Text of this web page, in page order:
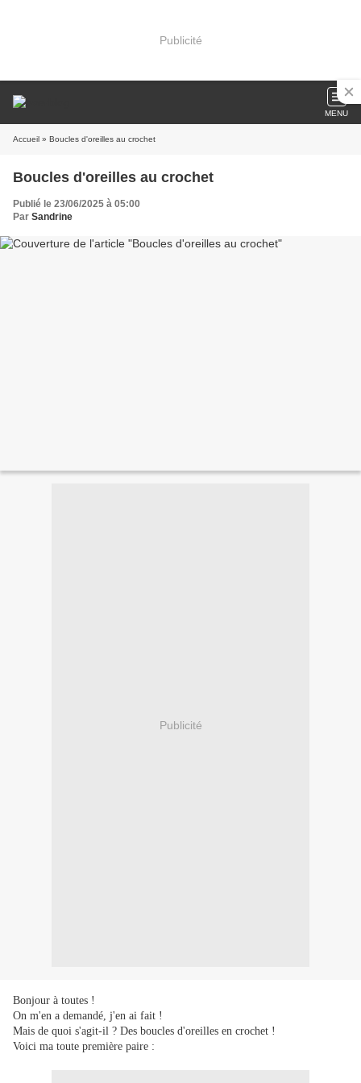
Publicité
MENU
Accueil » Boucles d'oreilles au crochet
Boucles d'oreilles au crochet
Publié le 23/06/2025 à 05:00
Par Sandrine
Publicité
Bonjour à toutes !
On m'en a demandé, j'en ai fait !
Mais de quoi s'agit-il ? Des boucles d'oreilles en crochet !
Voici ma toute première paire :